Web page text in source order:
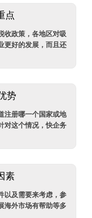
点
收政策，各地区对吸
更好的发展，而且还
势
注册哪一个国家或地
对这个情况，快企务
素
以及需要来考虑，参
海外市场有帮助等多